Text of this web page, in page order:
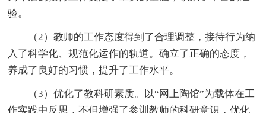
验。
（2）教师的工作态度得到了合理调整，接待行为纳
入了科学化、规范化运作的轨道。确立了正确的态度，
养成了良好的习惯，提升了工作水平。
（3）优化了教科研素质。以“网上陶馆”为载体在工
作实践中反思，不但增强了参训教师的科研意识，优化